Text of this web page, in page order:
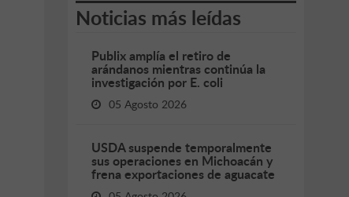
Noticias más leídas
Publix amplía el retiro de
arándanos mientras continúa la
investigación por E. coli
05 Agosto 2026
USDA suspende temporalmente
sus operaciones en Michoacán y
frena exportaciones de aguacate